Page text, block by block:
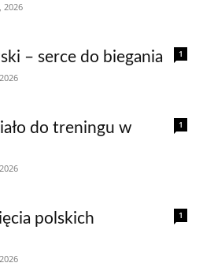
2026
1
– serce do biegania
1
do treningu w
1
polskich